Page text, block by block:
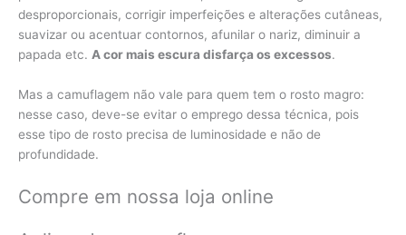
desproporcionais, corrigir imperfeições e alterações cutâneas,
suavizar ou acentuar contornos, afunilar o nariz, diminuir a
papada etc. A cor mais escura disfarça os excessos.
Mas a camuflagem não vale para quem tem o rosto magro:
nesse caso, deve-se evitar o emprego dessa técnica, pois
esse tipo de rosto precisa de luminosidade e não de
profundidade.
Compre em nossa loja online